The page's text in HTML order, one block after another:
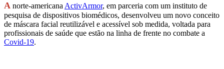
A norte-americanaActivArmor, em parceria com um instituto de
pesquisa de dispositivos biomédicos, desenvolveu um novo conceito
de máscara facial reutilizável e acessível sob medida, voltada para
profissionais de saúde que estão na linha de frente no combate a
Covid-19.